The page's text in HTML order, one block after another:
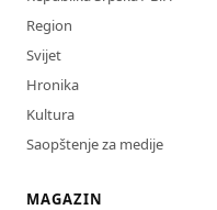
Region
Svijet
Hronika
Kultura
Saopštenje za medije
MAGAZIN